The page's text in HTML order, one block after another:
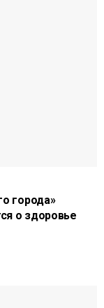
города»
о здоровье